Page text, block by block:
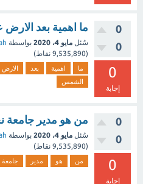
0
0
0
إجابة
ما اهمية بعد
سُئل مايو 4، 2020 بواسطة
(
9,535,890 نقاط)
ما اهمية بعد الارض
الشمس
0
0
0
إجابة
من هو مدير جامعة
سُئل مايو 4، 2020 بواسطة
(
9,535,890 نقاط)
من هو مدير جامعة